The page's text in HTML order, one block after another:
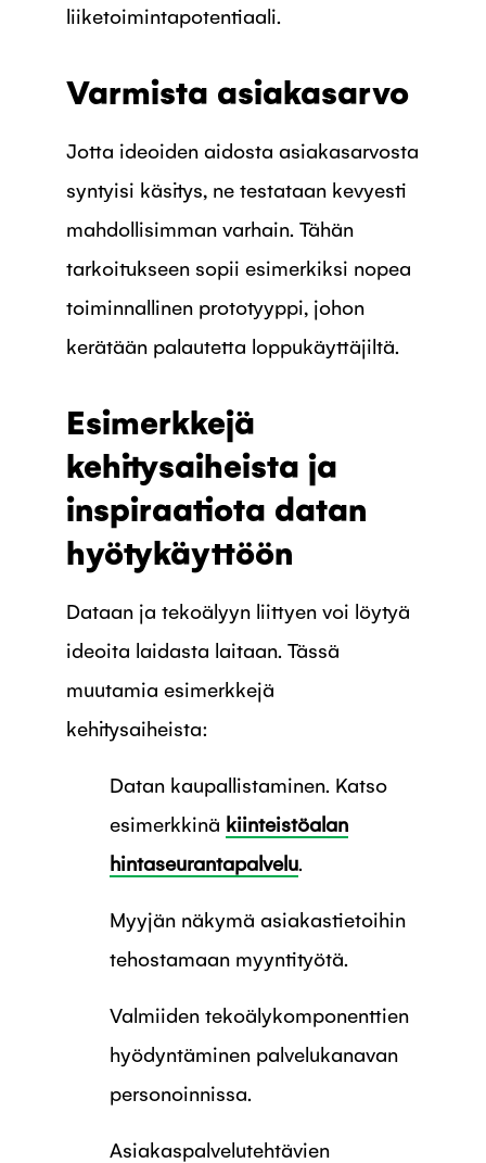
liiketoimintapotentiaali.
Varmista asiakasarvo
Jotta ideoiden aidosta asiakasarvosta
syntyisi käsitys, ne testataan kevyesti
mahdollisimman varhain. Tähän
tarkoitukseen sopii esimerkiksi nopea
toiminnallinen prototyyppi, johon
kerätään palautetta loppukäyttäjiltä.
Esimerkkejä
kehitysaiheista ja
inspiraatiota datan
hyötykäyttöön
Dataan ja tekoälyyn liittyen voi löytyä
ideoita laidasta laitaan. Tässä
muutamia esimerkkejä
kehitysaiheista:
Datan kaupallistaminen. Katso
esimerkkinä kiinteistöalan
hintaseurantapalvelu.
Myyjän näkymä asiakastietoihin
tehostamaan myyntityötä.
Valmiiden tekoälykomponenttien
hyödyntäminen palvelukanavan
personoinnissa.
Asiakaspalvelutehtävien